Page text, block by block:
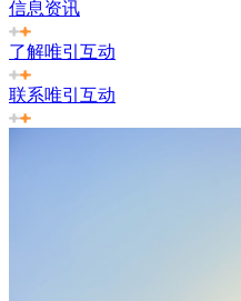
信息资讯
了解唯引互动
联系唯引互动